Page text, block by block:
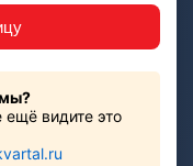
ещё видите это